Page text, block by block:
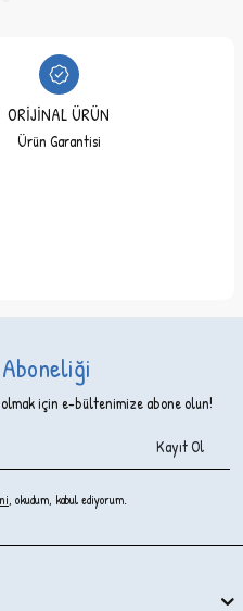
ORİJİNAL ÜRÜN
Ürün Garantisi
için e-bültenimize abone olun!
Kayıt Ol
, okudum, kabul ediyorum.